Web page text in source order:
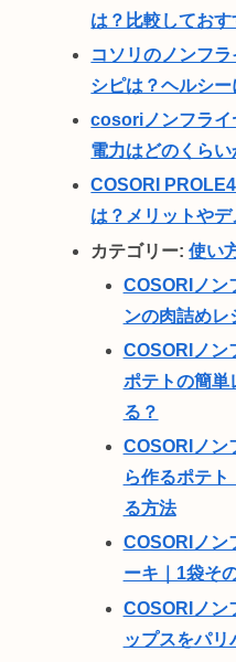
は？比較しておす
コソリのノンフ
シピは？ヘルシー
cosoriノンフライ
電力はどのくらい
COSORI
は？メリットやデ
カテゴリー:使い
COSORIノン
ンの肉詰めレ
COSORIノン
ポテトの簡単
る？
COSORIノン
ら作るポテ
る方法
COSORIノン
ーキ｜1袋そ
COSORIノン
ップスをパリ